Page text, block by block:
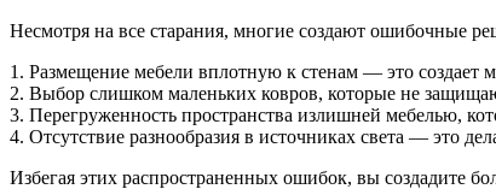
Несмотря на все старания, многие создают ошибочные
1. Размещение мебели вплотную к стенам — это создает
2. Выбор слишком маленьких ковров, которые не
3. Перегруженность пространства излишней мебелью,
4. Отсутствие разнообразия в источниках света — это
Избегая этих распространенных ошибок, вы создадите